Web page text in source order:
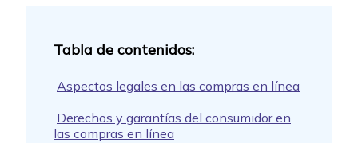
Aspectos legales en las compras en línea
Derechos y garantías del consumidor en
las compras en línea